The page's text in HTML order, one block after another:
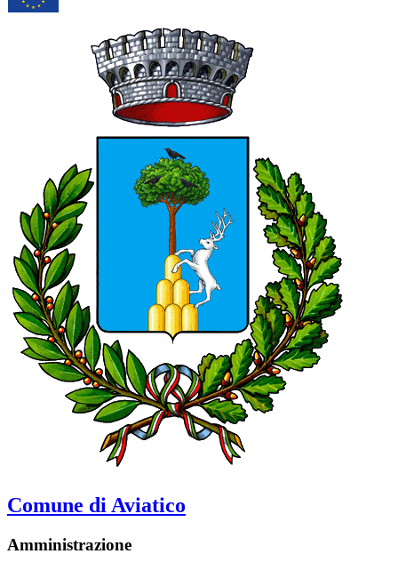
Comune di Aviatico
Amministrazione